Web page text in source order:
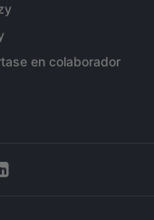
en colaborador